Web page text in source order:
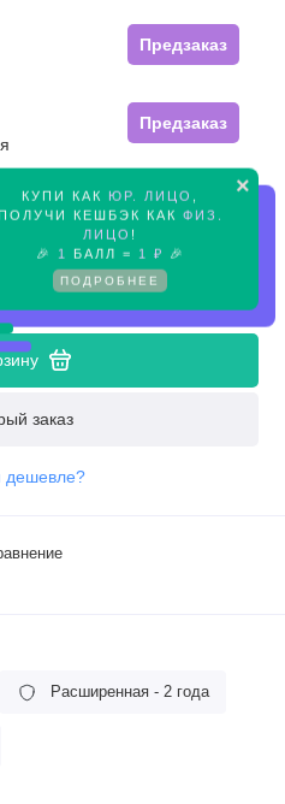
×
КУПИ КАК ЮР. ЛИЦО
КЕШБЭК КАК ФИЗ.
ЛИЦО !
🎉
1 БАЛЛ = 1 ₽ 🎉
ПОДРОБНЕЕ
Предзаказ
Предзаказ
Предзаказ
заказ
дешевле?
Расширенная - 2 года